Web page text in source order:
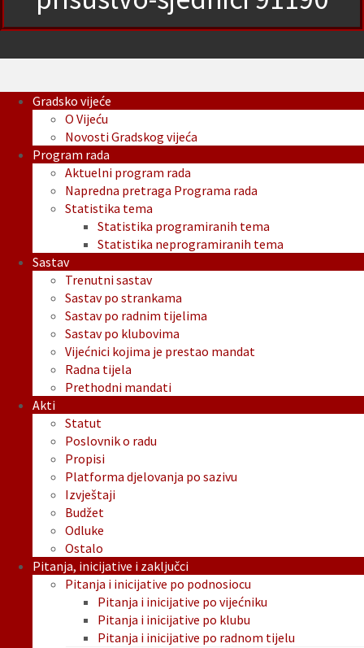
Gradsko vijeće
O Vijeću
Novosti Gradskog vijeća
Program rada
Aktuelni program rada
Napredna pretraga Programa rada
Statistika tema
Statistika programiranih tema
Statistika neprogramiranih tema
Sastav
Trenutni sastav
Sastav po strankama
Sastav po radnim tijelima
Sastav po klubovima
Vijećnici kojima je prestao mandat
Radna tijela
Prethodni mandati
Akti
Statut
Poslovnik o radu
Propisi
Platforma djelovanja po sazivu
Izvještaji
Budžet
Odluke
Ostalo
Pitanja, inicijative i zaključci
Pitanja i inicijative po podnosiocu
Pitanja i inicijative po vijećniku
Pitanja i inicijative po klubu
Pitanja i inicijative po radnom tijelu